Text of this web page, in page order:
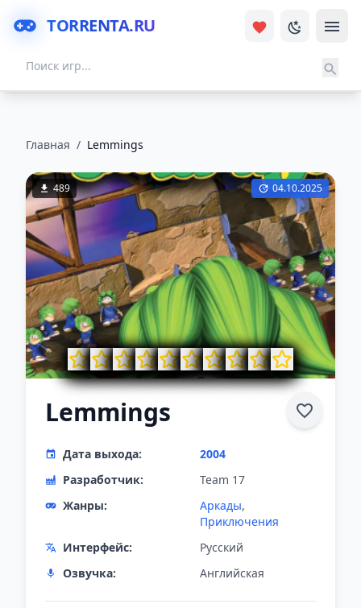
TORRENTA.RU
Главная / Lemmings
489 04.10.2025
Lemmings
Дата выхода:
2004
Разработчик:
Team 17
Жанры:
Аркады,
Приключения
Интерфейс:
Русский
Озвучка:
Английская